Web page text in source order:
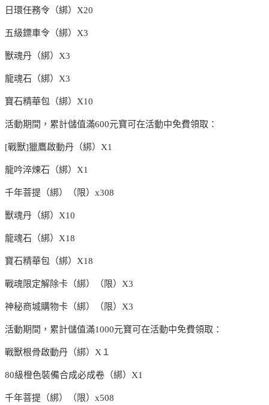
日環任務令（綁）X20
五級鏢車令（綁）X3
獸魂丹（綁）X3
龍魂石（綁）X3
寶石精華包（綁）X10
活動期間，累計儲值滿600元寶可在活動中免費領取：
[戰獸]獵鷹啟動丹（綁）X1
龍吟淬煉石（綁）X1
千年菩提（綁）（限）x308
獸魂丹（綁）X10
龍魂石（綁）X18
寶石精華包（綁）X18
戰魂限定解除卡（綁）（限）X3
神秘商城購物卡（綁）（限）X3
活動期間，累計儲值滿1000元寶可在活動中免費領取：
戰獸根骨啟動丹（綁）X１
80級橙色裝備合成必成卷（綁）X1
千年菩提（綁）（限）x508